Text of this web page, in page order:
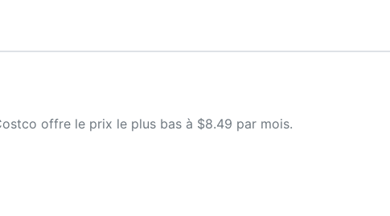
offre le prix le plus bas à $8.49 par mois.